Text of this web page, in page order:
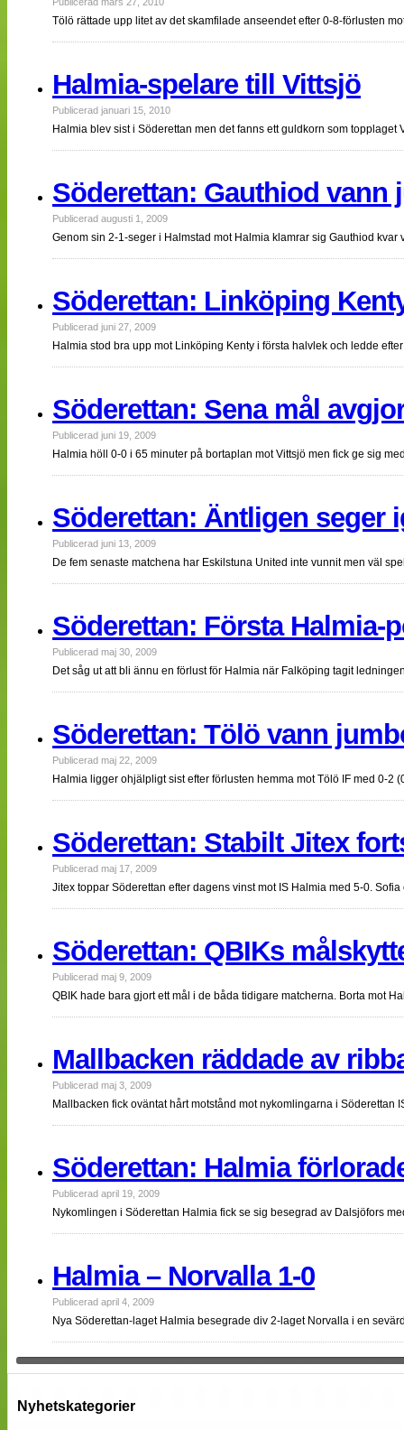
Tölö rättade upp litet av det skamfilade anseendet efter 0-8-förlusten
Halmia-spelare till Vittsjö
Publicerad januari 15, 2010
Halmia blev sist i Söderettan men det fanns ett guldkorn som
Söderettan: Gauthiod vann
Publicerad augusti 1, 2009
Genom sin 2-1-seger i Halmstad mot Halmia klamrar sig Gauthiod
Söderettan: Linköping
Publicerad juni 27, 2009
Halmia stod bra upp mot Linköping Kenty i första halvlek och ledde
Söderettan: Sena mål
Publicerad juni 19, 2009
Halmia höll 0-0 i 65 minuter på bortaplan mot Vittsjö men fick ge sig
Söderettan: Äntligen seger
Publicerad juni 13, 2009
De fem senaste matchena har Eskilstuna United inte vunnit men väl
Söderettan: Första Halmia-
Publicerad maj 30, 2009
Det såg ut att bli ännu en förlust för Halmia när Falköping tagit
Söderettan: Tölö vann
Publicerad maj 22, 2009
Halmia ligger ohjälpligt sist efter förlusten hemma mot Tölö IF med 0-
Söderettan: Stabilt Jitex
Publicerad maj 17, 2009
Jitex toppar Söderettan efter dagens vinst mot IS Halmia med 5-0.
Söderettan: QBIKs
Publicerad maj 9, 2009
QBIK hade bara gjort ett mål i de båda tidigare matcherna. Borta mot
Mallbacken räddade av
Publicerad maj 3, 2009
Mallbacken fick oväntat hårt motstånd mot nykomlingarna i
Söderettan: Halmia
Publicerad april 19, 2009
Nykomlingen i Söderettan Halmia fick se sig besegrad av Dalsjöfors
Halmia – Norvalla 1-0
Publicerad april 4, 2009
Nya Söderettan-laget Halmia besegrade div 2-laget Norvalla i en
Nyhetskategorier